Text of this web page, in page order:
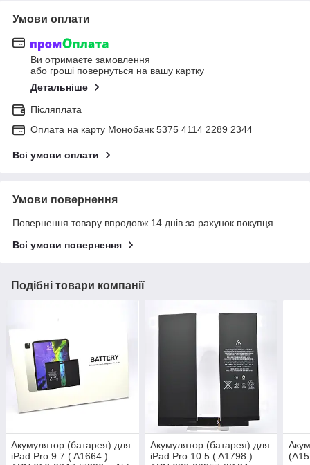
Умови оплати
Ви отримаєте замовлення
або гроші повернуться на вашу картку
Детальніше
Післяплата
Оплата на карту Монобанк 5375 4114 2289 2344
Всі умови оплати
Умови повернення
Повернення товару впродовж 14 днів за рахунок покупця
Всі умови повернення
Подібні товари компанії
Акумулятор (батарея) для
iPad Pro 9.7 ( A1664 )
Акумулятор (батарея) для
iPad Pro 10.5 ( A1798 )